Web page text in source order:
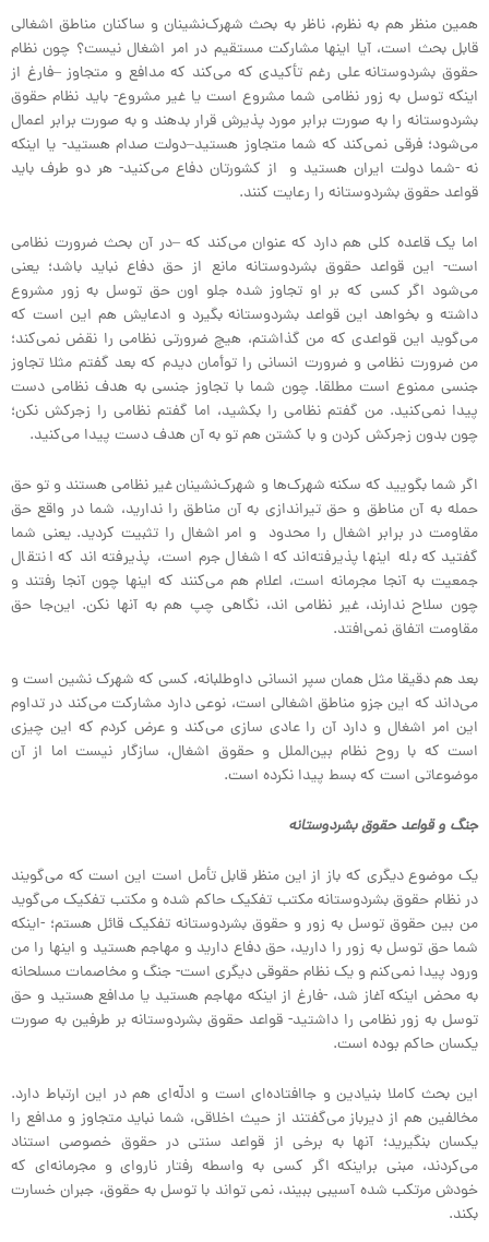
همین منظر هم به نظرم، ناظر به بحث شهرک‌نشینان و ساکنان مناطق اشغالی
قابل بحث است، آیا اینها مشارکت مستقیم در امر اشغال نیست؟ چون نظام
حقوق بشردوستانه علی رغم تأکیدی که می‌کند که مدافع و متجاوز –فارغ از
اینکه توسل به زور نظامی شما مشروع است یا غیر مشروع- باید نظام حقوق
بشردوستانه را به صورت برابر مورد پذیرش قرار بدهند و به صورت برابر اعمال
می‌شود؛ فرقی نمی‌کند که شما متجاوز هستید–دولت صدام هستید- یا اینکه
نه -شما دولت ایران هستید و از کشورتان دفاع می‌کنید- هر دو طرف باید
قواعد حقوق بشردوستانه را رعایت کنند.
اما یک قاعده کلی هم دارد که عنوان می‌کند که –در آن بحث ضرورت نظامی
است- این قواعد حقوق بشردوستانه مانع از حق دفاع نباید باشد؛ یعنی
می‌شود اگر کسی که بر او تجاوز شده جلو اون حق توسل به زور مشروع
داشته و بخواهد این قواعد بشردوستانه بگیرد و ادعایش هم این است که
می‌گوید این قواعدی که من گذاشتم، هیچ ضرورتی نظامی را نقض نمی‌کند؛
من ضرورت نظامی و ضرورت انسانی را توأمان دیدم که بعد گفتم مثلا تجاوز
جنسی ممنوع است مطلقا. چون شما با تجاوز جنسی به هدف نظامی دست
پیدا نمی‌کنید. من گفتم نظامی را بکشید، اما گفتم نظامی را زجرکش نکن؛
چون بدون زجرکش کردن و با کشتن هم تو به آن هدف دست پیدا می‌کنید.
اگر شما بگویید که سکنه شهرک‌ها و شهرک‌نشینان غیر نظامی هستند و تو حق
حمله به آن مناطق و حق تیراندازی به آن مناطق را ندارید، شما در واقع حق
مقاومت در برابر اشغال را محدود و امر اشغال را تثبیت کردید. یعنی شما
گفتید که بله اینها پذیرفته‌اند که اشغال جرم است، پذیرفته اند که انتقال
جمعیت به آنجا مجرمانه است، اعلام هم می‌کنند که اینها چون آنجا رفتند و
چون سلاح ندارند، غیر نظامی اند، نگاهی چپ هم به آنها نکن. این‌جا حق
مقاومت اتفاق نمی‌افتد.
بعد هم دقیقا مثل همان سپر انسانی داوطلبانه، کسی که شهرک نشین است و
می‌داند که این جزو مناطق اشغالی است، نوعی دارد مشارکت می‌کند در تداوم
این امر اشغال و دارد آن را عادی سازی می‌کند و عرض کردم که این چیزی
است که با روح نظام بین‌الملل و حقوق اشغال، سازگار نیست اما از آن
موضوعاتی است که بسط پیدا نکرده است.
جنگ و قواعد حقوق بشردوستانه
یک موضوع دیگری که باز از این منظر قابل تأمل است این است که می‌گویند
در نظام حقوق بشردوستانه مکتب تفکیک حاکم شده و مکتب تفکیک می‌گوید
من بین حقوق توسل به زور و حقوق بشردوستانه تفکیک قائل هستم؛ -اینکه
شما حق توسل به زور را دارید، حق دفاع دارید و مهاجم هستید و اینها را من
ورود پیدا نمی‌کنم و یک نظام حقوقی دیگری است- جنگ و مخاصمات مسلحانه
به محض اینکه آغاز شد، -فارغ از اینکه مهاجم هستید یا مدافع هستید و حق
توسل به زور نظامی را داشتید- قواعد حقوق بشردوستانه بر طرفین به صورت
یکسان حاکم بوده است.
این بحث کاملا بنیادین و جاافتاده‌ای است و ادلّه‌ای هم در این ارتباط دارد.
مخالفین هم از دیرباز می‌گفتند از حیث اخلاقی، شما نباید متجاوز و مدافع را
یکسان بنگیرید؛ آنها به برخی از قواعد سنتی در حقوق خصوصی استناد
می‌کردند، مبنی براینکه اگر کسی به واسطه رفتار ناروای و مجرمانه‌ای که
خودش مرتکب شده آسیبی ببیند، نمی تواند با توسل به حقوق، جبران خسارت
بکند.